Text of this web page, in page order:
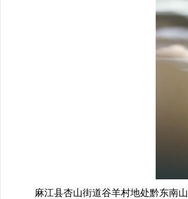
麻江县杏山街道谷羊村地处黔东南山